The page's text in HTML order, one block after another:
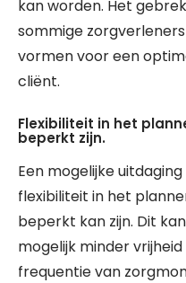
kan worden. Het
sommige
vormen voor een
cliënt.
Flexibiliteit in het
beperkt zijn.
Een mogelijke
flexibiliteit in het
beperkt kan zijn. Dit
mogelijk minder
frequentie van